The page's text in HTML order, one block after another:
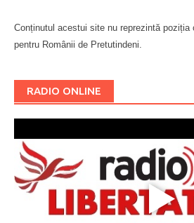
Conținutul acestui site nu reprezintă poziția
pentru Românii de Pretutindeni.
RADIO ONLINE